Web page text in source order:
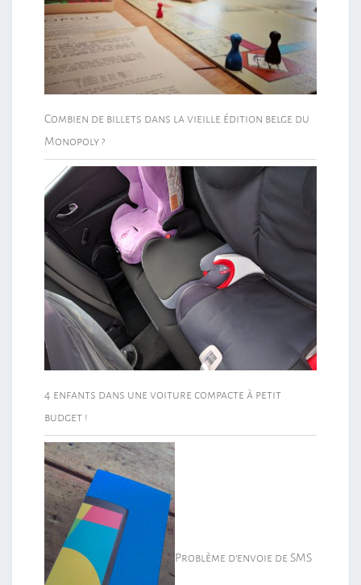
Combien de billets dans la vieille édition belge du
Monopoly ?
4 enfants dans une voiture compacte à petit
budget !
Problème d’envoie de SMS